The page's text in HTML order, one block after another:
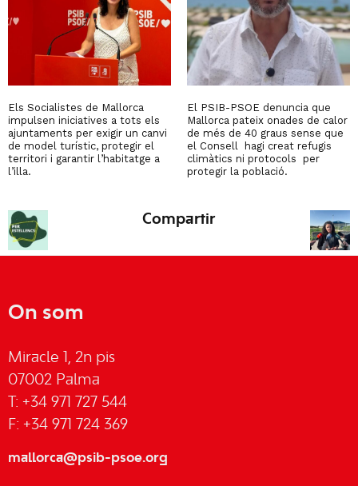
Els Socialistes de Mallorca
impulsen iniciatives a tots els
ajuntaments per exigir un canvi
de model turístic, protegir el
territori i garantir l’habitatge a
l’illa.
El PSIB-PSOE denuncia que
Mallorca pateix onades de calor
de més de 40 graus sense que
el Consell hagi creat refugis
climàtics ni protocols per
protegir la població.
Compartir
On som
Miracle 1, 2n pis
07002 Palma
T: +34 971 727 544
F: +34 971 724 369
mallorca@psib-psoe.org